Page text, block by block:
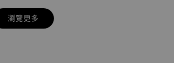
瀏覽更多